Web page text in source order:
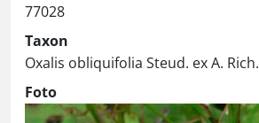
77028
Taxon
Oxalis obliquifolia Steud. ex A. Rich.
Foto